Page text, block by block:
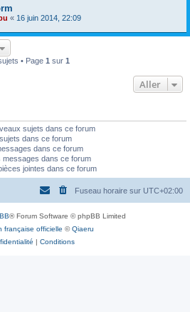
« 16 juin 2014, 22:09
• Page 1 sur 1
Aller
sujets dans ce forum
dans ce forum
dans ce forum
messages dans ce forum
jointes dans ce forum
Fuseau horaire sur UTC+02:00
® Forum Software © phpBB Limited
française officielle ©Qiaeru
| Conditions